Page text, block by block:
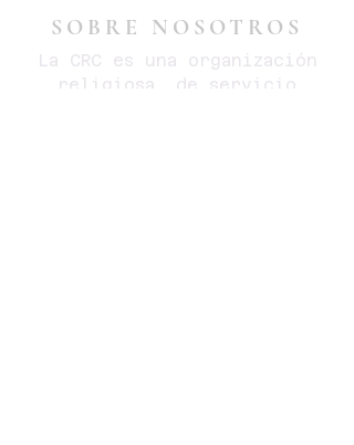
SOBRE NOSOTROS
La CRC es una organización
religiosa, de servicio